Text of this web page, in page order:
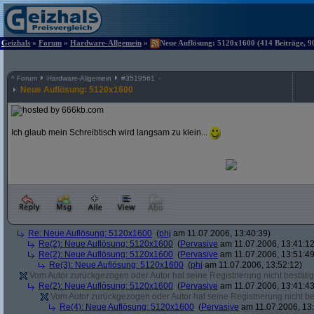
Geizhals » Forum » Hardware-Allgemein » Neue Auflösung: 5120x1600 (414 Beiträge,
^ Forum Hardware-Allgemein #3519561
Neue Auflösung: 5120x1600
Ich glaub mein Schreibtisch wird langsam zu klein...
Re: Neue Auflösung: 5120x1600 (phj am 11.07.2006, 13:40:39)
Re(2): Neue Auflösung: 5120x1600 (Pervasive am 11.07.2006,
Re(2): Neue Auflösung: 5120x1600 (Pervasive am 11.07.2006,
Re(3): Neue Auflösung: 5120x1600 (phj am 11.07.2006, 13:52:12)
Vom Autor zurückgezogen oder Autor hat seine Registrierung nicht
Re(2): Neue Auflösung: 5120x1600 (Pervasive am 11.07.2006,
Vom Autor zurückgezogen oder Autor hat seine Registrierung nicht
Re(4): Neue Auflösung: 5120x1600 (Pervasive am 11.07.2006,